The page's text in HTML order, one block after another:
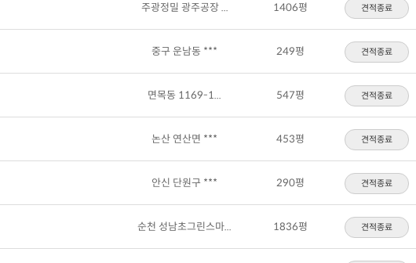
주광정밀 광주공장 ... 1406평 견적종료
중구 운남동 *** 249평 견적종료
면목동 1169-1... 547평 견적종료
논산 연산면 *** 453평 견적종료
안신 단원구 *** 290평 견적종료
순천 성남초그린스마... 1836평 견적종료